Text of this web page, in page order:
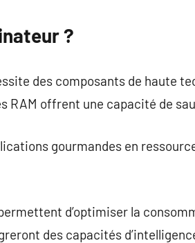
?
des composants de haute
offrent une capacité de
gourmandes en
d’optimiser la
des capacités